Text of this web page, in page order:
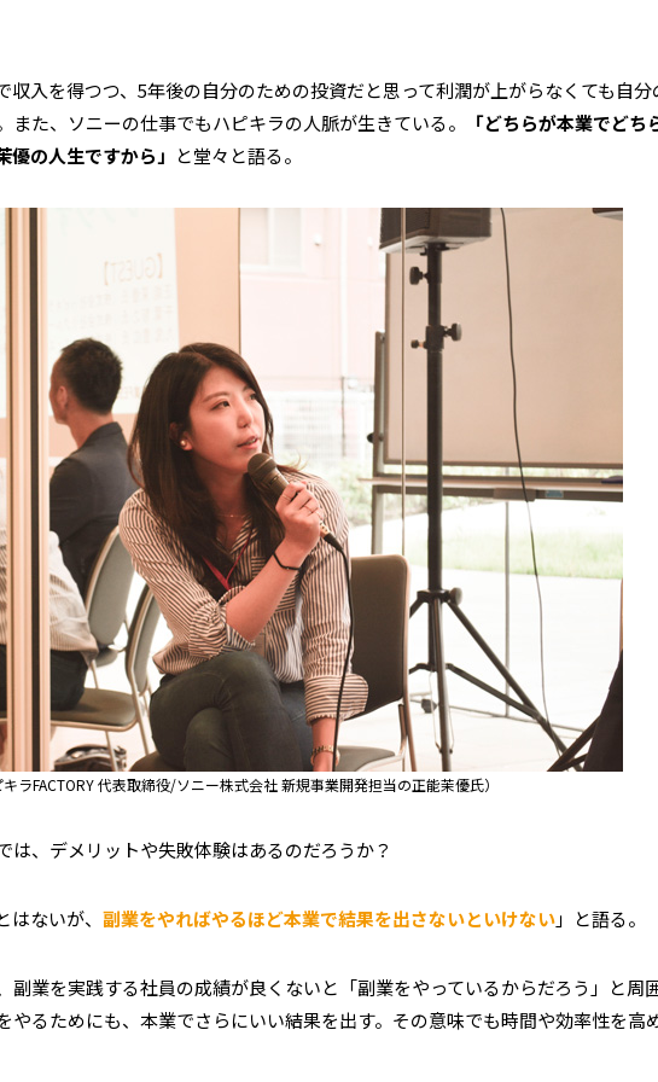
収入を得つつ、5年後の自分のための投資だと思って利潤が上がらなくても自分
た、ソニーの仕事でもハピキラの人脈が生きている。
「どちらが本業でどち
の人生ですから」 と堂々と語る。
キラFACTORY 代表取締役/ソニー株式会社 新規事業開発担当の正能茉優氏）
は、デメリットや失敗体験はあるのだろうか？
ないが、 副業をやればやるほど本業で結果を出さないといけない」と語る。
副業を実践する社員の成績が良くないと「副業をやっているからだろう」と周
やるためにも、本業でさらにいい結果を出す。その意味でも時間や効率性を高